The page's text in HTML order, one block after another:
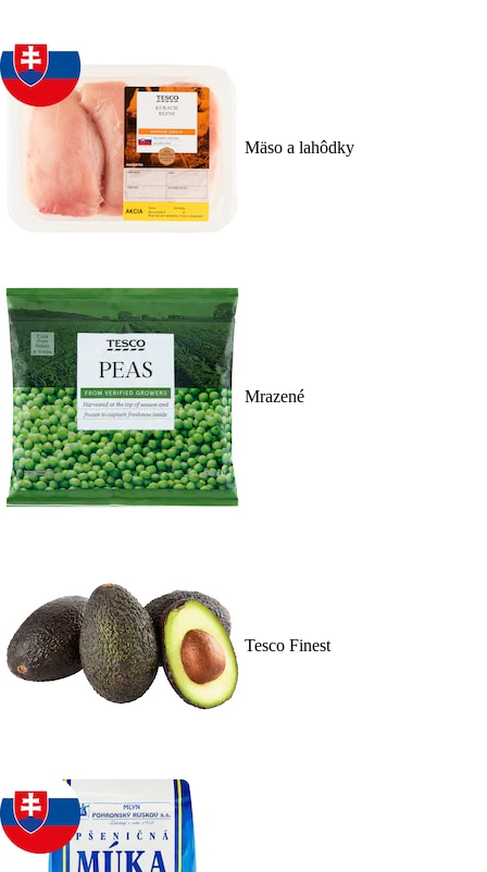
Mäso a lahôdky
Mrazené
Tesco Finest